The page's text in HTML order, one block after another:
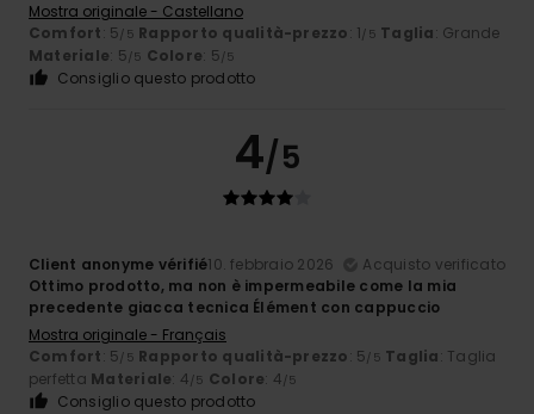
Mostra originale - Castellano
Comfort: 5/5 Rapporto qualità-prezzo: 1/5 Taglia: Grande
Materiale: 5/5 Colore: 5/5
Consiglio questo prodotto
4/5
Client anonyme vérifié10. febbraio 2026
Acquisto verificato
Ottimo prodotto, ma non è impermeabile come la mia
precedente giacca tecnica Élément con cappuccio
Mostra originale - Français
Comfort: 5/5 Rapporto qualità-prezzo: 5/5 Taglia: Taglia
perfetta Materiale: 4/5 Colore: 4/5
Consiglio questo prodotto